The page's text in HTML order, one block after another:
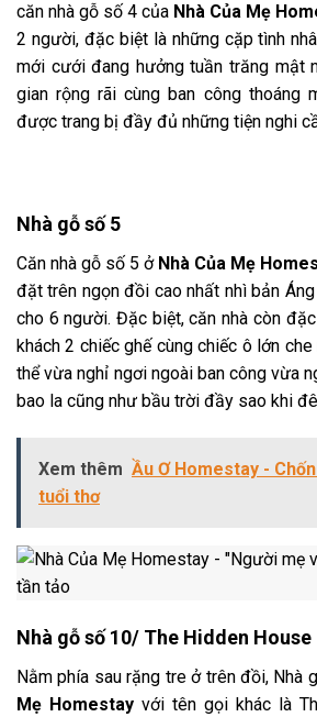
căn nhà gỗ số 4 của Nhà Của Mẹ
2 người, đặc biệt là những cặp tình
mới cưới đang hưởng tuần trăng mật
gian rộng rãi cùng ban công thoáng
được trang bị đầy đủ những tiện nghi
Nhà gỗ số 5
Căn nhà gỗ số 5 ở Nhà Của Mẹ
đặt trên ngọn đồi cao nhất nhì bản
cho 6 người. Đặc biệt, căn nhà còn
khách 2 chiếc ghế cùng chiếc ô lớn
thể vừa nghỉ ngơi ngoài ban công vừa
bao la cũng như bầu trời đầy sao khi
Xem thêm Ầu Ơ Homestay -
tuổi thơ
Nhà gỗ số 10/ The Hidden House
Nằm phía sau rặng tre ở trên đồi, Nhà
Mẹ Homestay với tên gọi khác là